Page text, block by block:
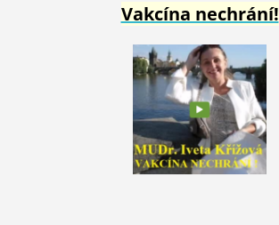
Vakcína nechrání!